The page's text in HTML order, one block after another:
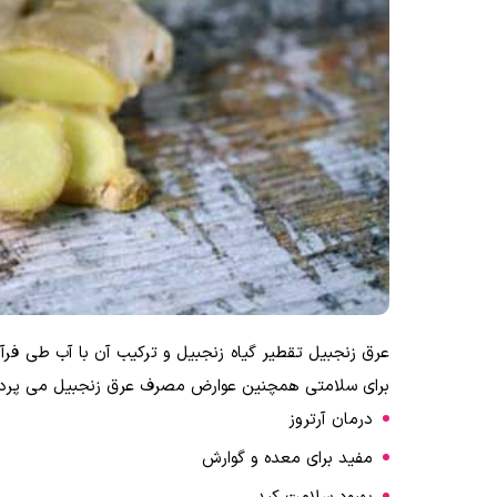
عرق زنجبیل تقطیر گیاه زنجبیل و ترکیب آن با آب
برای سلامتی همچنین عوارض مصرف عرق زنجبیل می
درمان آرتروز
مفید برای معده و گوارش